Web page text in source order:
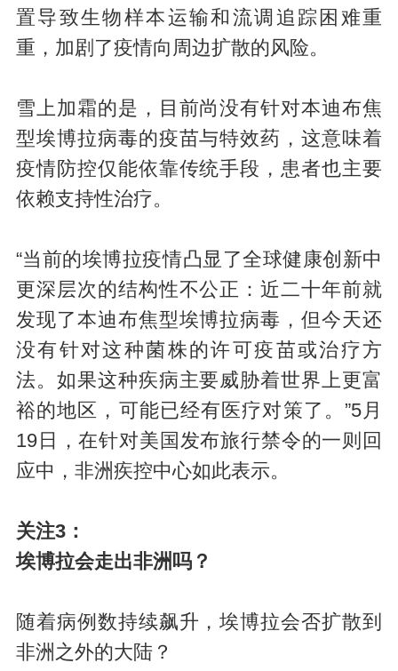
置导致生物样本运输和流调追踪困难重
重，加剧了疫情向周边扩散的风险。
雪上加霜的是，目前尚没有针对本迪布焦
型埃博拉病毒的疫苗与特效药，这意味着
疫情防控仅能依靠传统手段，患者也主要
依赖支持性治疗。
“当前的埃博拉疫情凸显了全球健康创新中
更深层次的结构性不公正：近二十年前就
发现了本迪布焦型埃博拉病毒，但今天还
没有针对这种菌株的许可疫苗或治疗方
法。如果这种疾病主要威胁着世界上更富
裕的地区，可能已经有医疗对策了。”5月
19日，在针对美国发布旅行禁令的一则回
应中，非洲疾控中心如此表示。
关注3：
埃博拉会走出非洲吗？
随着病例数持续飙升，埃博拉会否扩散到
非洲之外的大陆？